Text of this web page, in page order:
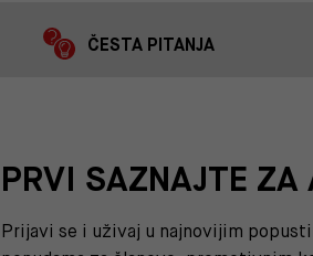
ČESTA PITANJA
PRVI SAZNAJTE ZA
Prijavi se i uživaj u najnovijim